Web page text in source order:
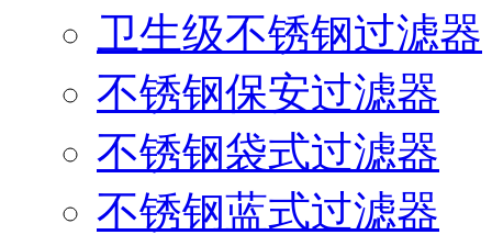
卫生级不锈钢过滤器
不锈钢保安过滤器
不锈钢袋式过滤器
不锈钢蓝式过滤器